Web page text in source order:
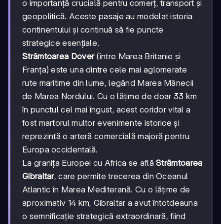
o importanță crucială pentru comerț, transport și
geopolitică. Aceste pasaje au modelat istoria
continentului și continuă să fie puncte
strategice esențiale.
Strâmtoarea Dover(între Marea Britanie și
Franța) este una dintre cele mai aglomerate
rute maritime din lume, legând Marea Mânecii
de Marea Nordului. Cu o lățime de doar 33 km
în punctul cel mai îngust, acest coridor vital a
fost martorul multor evenimente istorice și
reprezintă o arteră comercială majoră pentru
Europa occidentală.
La granița Europei cu Africa se aflăStrâmtoarea
Gibraltar, care permite trecerea din Oceanul
Atlantic în Marea Mediterană. Cu o lățime de
aproximativ 14 km, Gibraltar a avut întotdeauna
o semnificație strategică extraordinară, fiind